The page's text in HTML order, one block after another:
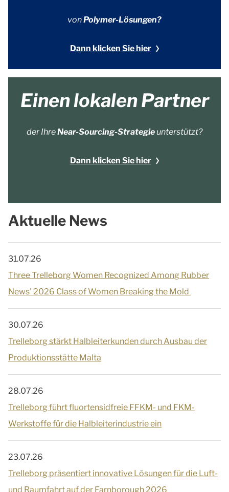
vonPolymer-Lösungen?
Dann klicken Sie hier
Einen lokalen Partner
der IhreNear-Sourcing-Strategieunterstützt?
Dann klicken Sie hier
Aktuelle News
31.07.26
Three Trelleborg Women Recognized Among Rubber
News' 2026 Class of Women Breaking the Mold
30.07.26
Trelleborg stärkt Halbleiterkunden durch Ausbau der
Produktionsstätte Malta
28.07.26
Trelleborg führt fluortensidfreie FFKM- und FKM-
Werkstoffe für die Halbleiterindustrie ein
23.07.26
Trelleborg präsentiert innovative Lösungen für die Luft-
und Raumfahrt auf der Farnborough 2026